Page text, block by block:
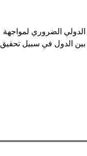
الدولي الضروري لمواجهة
بين الدول في سبيل تحقيق